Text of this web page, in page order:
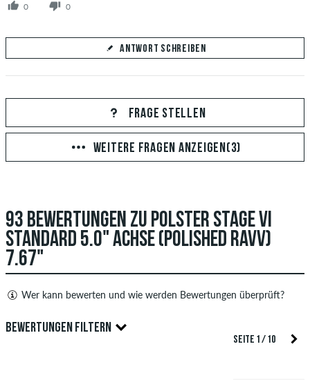
0 0
ANTWORT SCHREIBEN
Deine Antwort
Beantworte hier die Frage von toniii
FRAGE STELLEN
WEITERE FRAGEN ANZEIGEN(3)
93 BEWERTUNGEN ZU POLSTER STAGE VI
STANDARD 5.0" ACHSE (POLISHED RAVV)
7.67"
Wer kann bewerten und wie werden Bewertungen überprüft?
Bewertungen abgeben. Diese werden erst nach unserer
BEWERTUNGEN FILTERN
SEITE 1 / 10